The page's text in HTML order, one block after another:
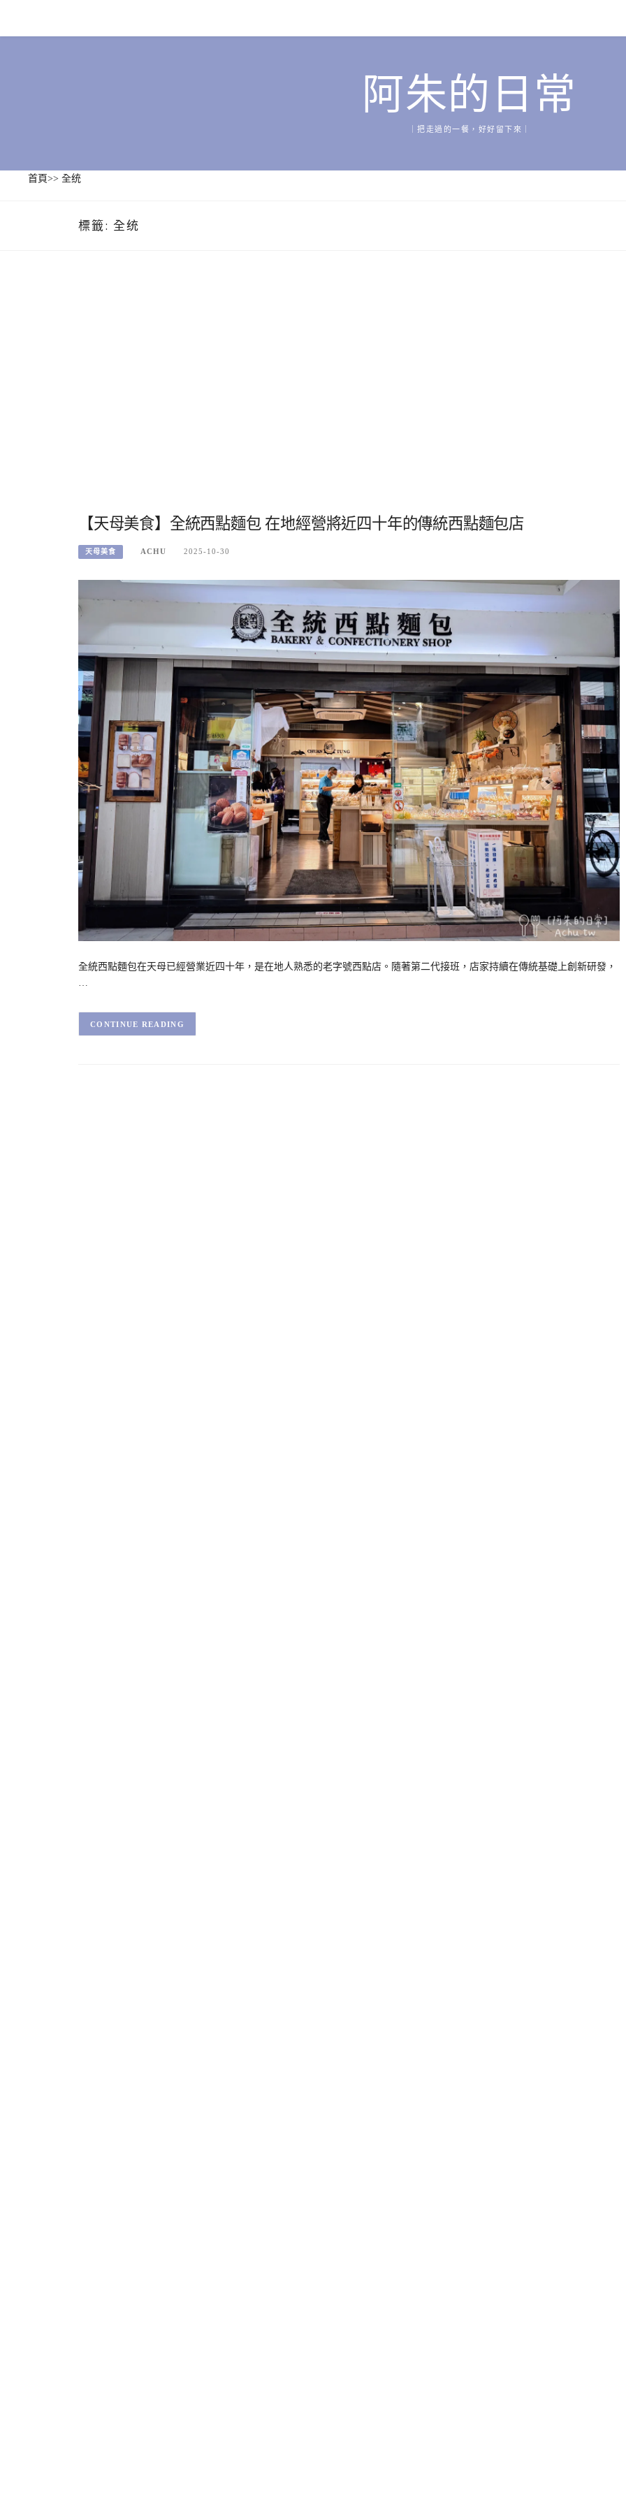
content
阿朱的日常
｜把走過的一餐，好好留下來｜
首頁>> 全统
標籤: 全统
【天母美食】全統西點麵包 在地經營將近四十年的傳統西點麵包店
天母美食 ACHU 2025-10-30
全統西點麵包在天母已經營業近四十年，是在地人熟悉的老字號西點店。隨著第二代接班，店家持續在傳統基礎上創新研發，
CONTINUE READING